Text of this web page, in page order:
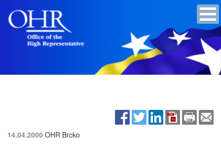
14.04.2000 OHR Brcko